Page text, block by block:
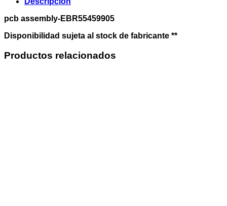
pcb assembly-EBR55459905
Disponibilidad sujeta al stock de fabricante **
Productos relacionados